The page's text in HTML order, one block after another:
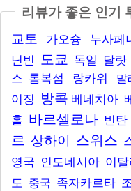
리뷰가 좋은 인기
교토 가오슝 누사페
닌빈 도쿄 독일 달랏
스 롬복섬 랑카위 말
이징 방콕 베네치아
홀 바르셀로나 빈탄
르 상하이 스위스
영국 인도네시아 이
도 중국 족자카르타